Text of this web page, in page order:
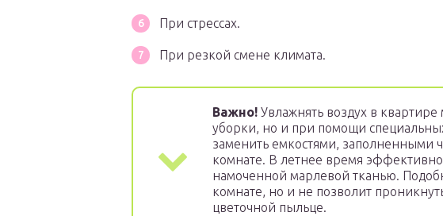
При стрессах.
При резкой смене климата.
Важно! Увлажнять воздух в
уборки, но и при помощи
заменить емкостями, заполненными
комнате. В летнее время
намоченной марлевой тканью.
комнате, но и не позволит
цветочной пыльце.